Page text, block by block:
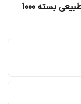
چای سبز ارگانیک و محلی گیلان کاملا طبیعی بسته 1000